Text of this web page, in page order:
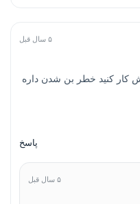
۵ سال قبل
کار کنید خطر بن شدن داره
پاسخ
۵ سال قبل